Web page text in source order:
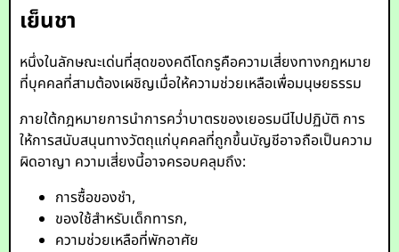
เย็นชา
หนึ่งในลักษณะเด่นที่สุดของคดีโดกรูคือความเสี่ยงทางกฎหมาย
ที่บุคคลที่สามต้องเผชิญเมื่อให้ความช่วยเหลือเพื่อมนุษยธรรม
ภายใต้กฎหมายการนำการคว่ำบาตรของเยอรมนีไปปฏิบัติ การ
ให้การสนับสนุนทางวัตถุแก่บุคคลที่ถูกขึ้นบัญชีอาจถือเป็นความ
ผิดอาญา ความเสี่ยงนี้อาจครอบคลุมถึง:
การซื้อของชำ,
ของใช้สำหรับเด็กทารก,
ความช่วยเหลือที่พักอาศัย